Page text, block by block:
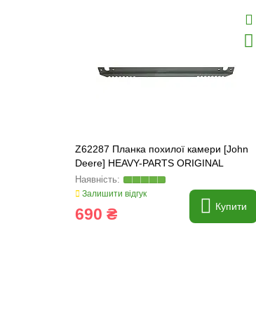
Z62287 Планка похилої камери [John
Deere] HEAVY-PARTS ORIGINAL
Залишити відгук
690 ₴ Купити